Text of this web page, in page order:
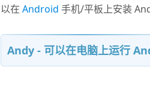
以在 Android 手机/平板上安装
Andy - 可以在电脑上运行